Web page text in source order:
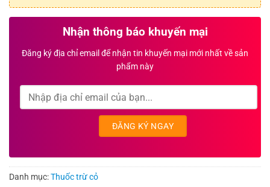
Nhận thông báo khuyến mại
Đăng ký địa chỉ email để nhận tin khuyến mại mới nhất về sản
phẩm này
Danh mục:Thuốc trừ cỏ